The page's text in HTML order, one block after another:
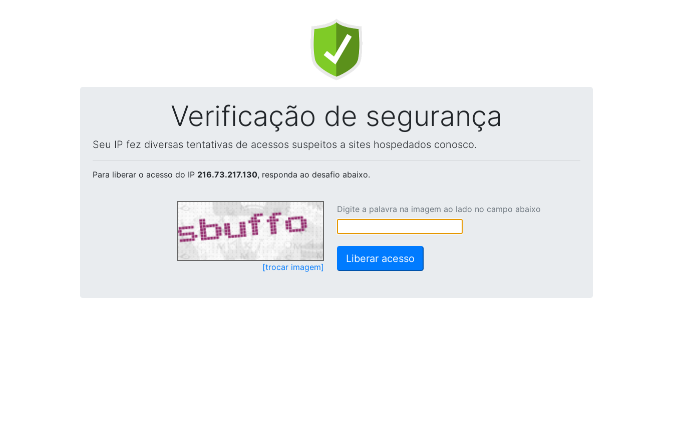
Verificação de segurança
Seu IP fez diversas tentativas de acessos suspeitos a sites hospedados conosco.
Para liberar o acesso do IP 216.73.217.130, responda ao desafio abaixo.
[trocar imagem]
Digite a palavra na imagem ao lado no campo abaixo